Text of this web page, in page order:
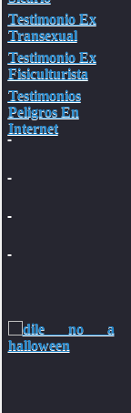
Testimonio Ex
Transexual
Testimonio Ex
Fisiculturista
Testimonios
Peligros En
Internet